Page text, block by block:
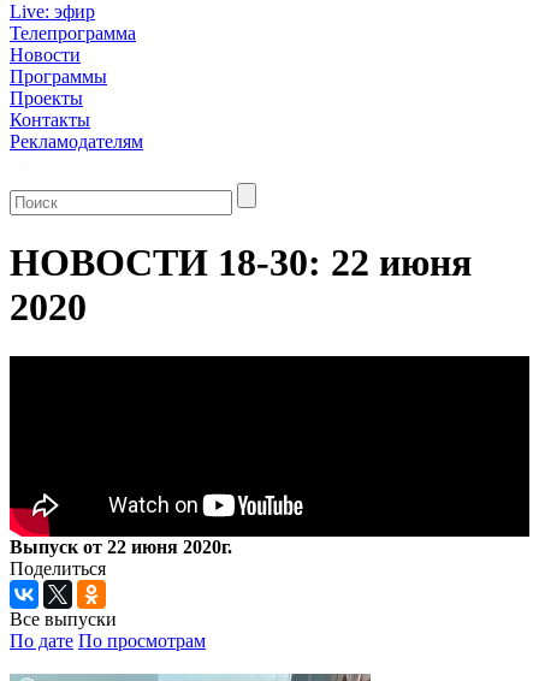
Live: эфир
Телепрограмма
Новости
Программы
Проекты
Контакты
Рекламодателям
НОВОСТИ 18-30: 22 июня
2020
Выпуск от 22 июня 2020г.
Поделиться
Все выпуски
По дате По просмотрам